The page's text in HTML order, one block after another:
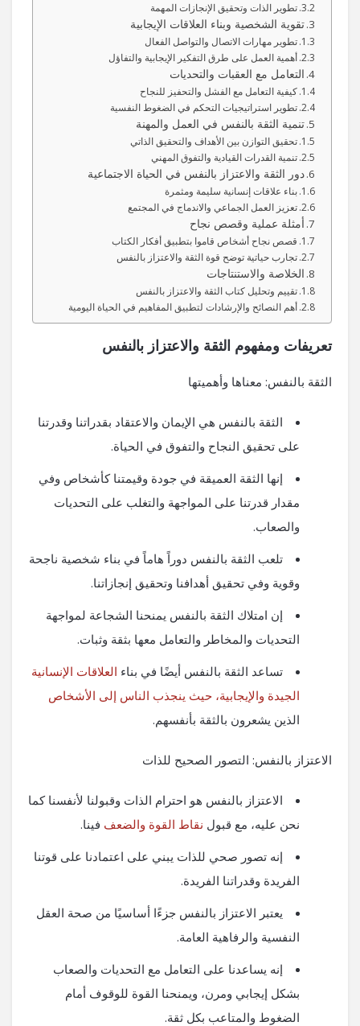
تطوير الذات وتحقيق الإنجازات المهمة
تقوية الشخصية وبناء العلاقات الإيجابية
تطوير مهارات الاتصال والتواصل الفعال
أهمية العمل على طرق التفكير الإيجابية والتفاؤل
التعامل مع العقبات والتحديات
كيفية التعامل مع الفشل والتحفيز للنجاح
تطوير استراتيجيات التحكم في الضغوط النفسية
تنمية الثقة بالنفس في العمل والمهنة
تحقيق التوازن بين الأهداف والتحقيق الذاتي
تنمية القدرات القيادية والتفوق المهني
دور الثقة والاعتزاز بالنفس في الحياة الاجتماعية
بناء علاقات إنسانية سليمة ومثمرة
تعزيز العمل الجماعي والاندماج في المجتمع
أمثلة عملية وقصص نجاح
قصص نجاح أشخاص قاموا بتطبيق أفكار الكتاب
تجارب حياتية توضح قوة الثقة والاعتزاز بالنفس
الخلاصة والاستنتاجات
تقييم وتحليل كتاب الثقة والاعتزاز بالنفس
أهم النصائح والإرشادات لتطبيق المفاهيم في الحياة اليومية
تعريفات ومفهوم الثقة والاعتزاز بالنفس
الثقة بالنفس: معناها وأهميتها
الثقة بالنفس هي الإيمان والاعتقاد بقدراتنا وقدرتنا
على تحقيق النجاح والتفوق في الحياة.
إنها الثقة العميقة في جودة وقيمتنا كأشخاص وفي
مقدار قدرتنا على المواجهة والتغلب على التحديات
والصعاب.
تلعب الثقة بالنفس دوراً هاماً في بناء شخصية ناجحة
وقوية وفي تحقيق أهدافنا وتحقيق إنجازاتنا.
إن امتلاك الثقة بالنفس يمنحنا الشجاعة لمواجهة
التحديات والمخاطر والتعامل معها بثقة وثبات.
تساعد الثقة بالنفس أيضًا في بناء العلاقات الإنسانية
الجيدة والإيجابية، حيث ينجذب الناس إلى الأشخاص
الذين يشعرون بالثقة بأنفسهم.
الاعتزاز بالنفس: التصور الصحيح للذات
الاعتزاز بالنفس هو احترام الذات وقبولنا لأنفسنا كما
نحن عليه، مع قبول نقاط القوة والضعف فينا.
إنه تصور صحي للذات يبني على اعتمادنا على قوتنا
الفريدة وقدراتنا الفريدة.
يعتبر الاعتزاز بالنفس جزءًا أساسيًا من صحة العقل
النفسية والرفاهية العامة.
إنه يساعدنا على التعامل مع التحديات والصعاب
بشكل إيجابي ومرن، ويمنحنا القوة للوقوف أمام
الضغوط والمتاعب بكل ثقة.